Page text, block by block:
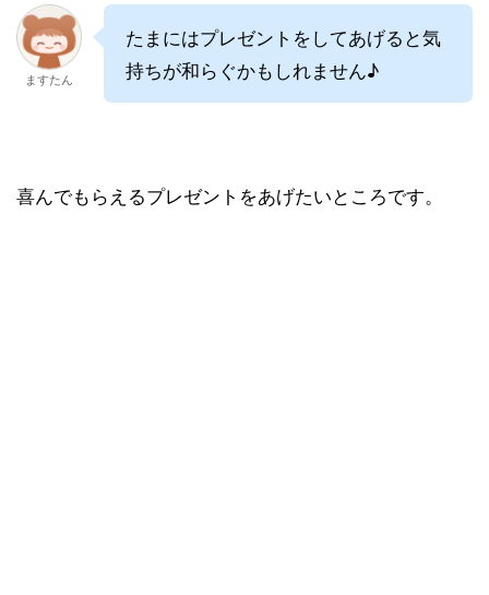
ますたん
たまにはプレゼントをしてあげると気
持ちが和らぐかもしれません♪
喜んでもらえるプレゼントをあげたいところです。